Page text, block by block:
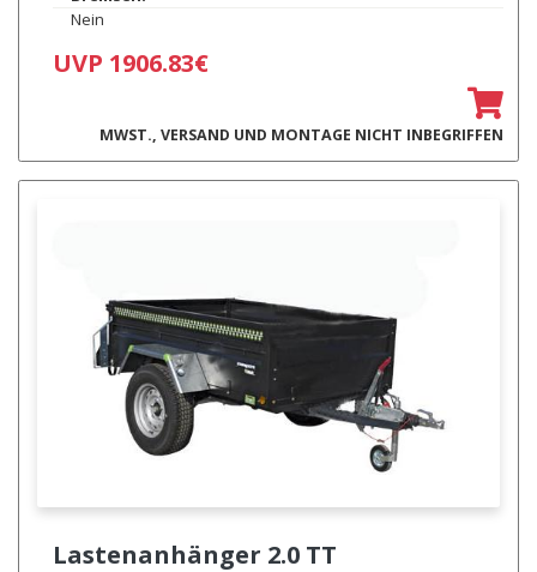
Nein
UVP 1906.83€
MWST., VERSAND UND MONTAGE NICHT INBEGRIFFEN
Lastenanhänger 2.0 TT